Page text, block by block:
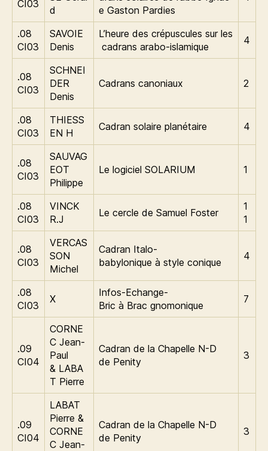
CI03
d
e Gaston Pardies
.08
CI03
SAVOIE
Denis
L’heure des crépuscules sur les
cadrans arabo-islamique
4
.08
CI03
SCHNEI
DER
Denis
Cadrans canoniaux 2
.08
CI03
THIESS
EN H
Cadran solaire planétaire 4
.08
CI03
SAUVAG
EOT
Philippe
Le logiciel SOLARIUM 1
.08
CI03
VINCK
R.J
Le cercle de Samuel Foster
1
1
.08
CI03
VERCAS
SON
Michel
Cadran Italo-
babylonique à style conique
4
.08
CI03
X
Infos-Echange-
Bric à Brac gnomonique
7
.09
CI04
CORNE
C Jean-
Paul
& LABA
T Pierre
Cadran de la Chapelle N-D
de Penity
3
.09
CI04
LABAT
Pierre &
CORNE
C Jean-
Cadran de la Chapelle N-D
de Penity
3